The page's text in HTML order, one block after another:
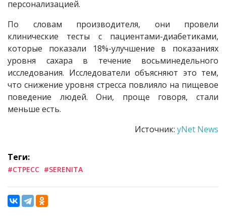
персонализацией.
По словам производителя, они провели
клинические тесты с пациентами-диабетиками,
которые показали 18%-улучшение в показаниях
уровня сахара в течение восьминедельного
исследования. Исследователи объясняют это тем,
что снижение уровня стресса повлияло на пищевое
поведение людей. Они, проще говоря, стали
меньше есть.
Источник: yNet News
Теги:
#СТРЕСС #SERENITA